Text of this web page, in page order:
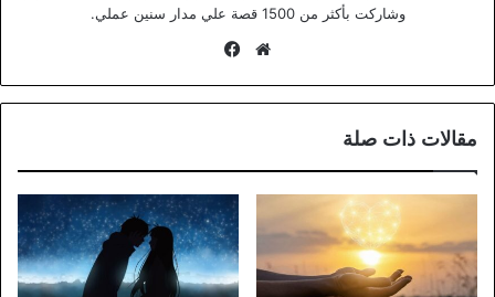
وشاركت بأكثر من 1500 قصة علي مدار سنين عملي.
موقع
مقالات ذات صلة